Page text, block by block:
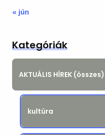
« jún
Kategóriák
AKTUÁLIS HÍREK (összes)
kultúra